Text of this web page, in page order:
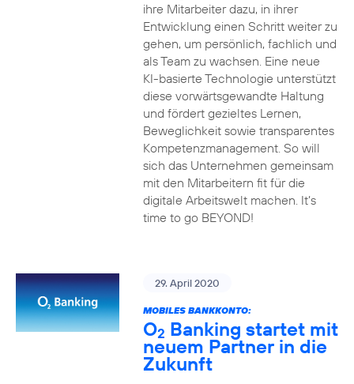
ihre Mitarbeiter dazu, in ihrer
Entwicklung einen Schritt weiter zu
gehen, um persönlich, fachlich und
als Team zu wachsen. Eine neue
KI-basierte Technologie unterstützt
diese vorwärtsgewandte Haltung
und fördert gezieltes Lernen,
Beweglichkeit sowie transparentes
Kompetenzmanagement. So will
sich das Unternehmen gemeinsam
mit den Mitarbeitern fit für die
digitale Arbeitswelt machen. It’s
time to go BEYOND!
29. April 2020
MOBILES BANKKONTO:
O2 Banking startet mit
neuem Partner in die
Zukunft